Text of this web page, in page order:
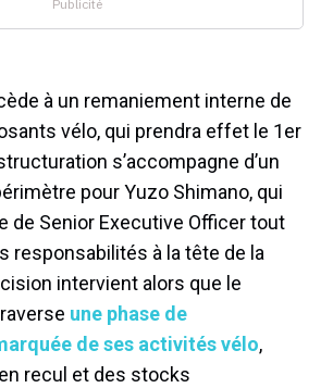
à un remaniement interne de
vélo, qui prendra effet le 1er
s’accompagne d’un
pour Yuzo Shimano, qui
de Senior Executive Officer tout
responsabilités à la tête de la
intervient alors que le
une phase de
de ses activités vélo,
recul et des stocks